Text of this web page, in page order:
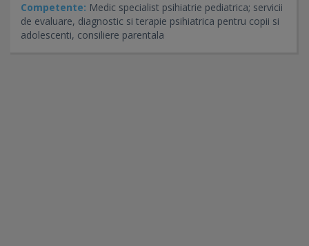
Competente: Medic specialist psihiatrie pediatrica; servicii
de evaluare, diagnostic si terapie psihiatrica pentru copii si
adolescenti, consiliere parentala